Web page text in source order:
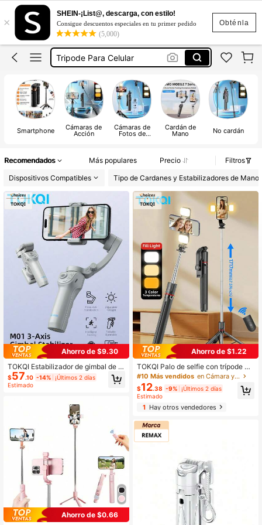
Obténla
×
SHEIN-¡List@, descarga, con estilo!
Consigue descuentos especiales en tu primer pedido
(5,000)
Palo Selfis Para Celular
Estabilizador De Celular
Tripode Para Celular
Trípode
Palo Selfis Para Celular
Estabilizador De Celular
Smartphone Cámaras de
Acción
Cámaras de
Fotos de
Cardán de
Mano No cardán
Recomendados Más populares Precio
Filtros
Dispositivos Compatibles
Tipo de Cardanes y Estabilizadores de Mano
Ahorro de $9.30
TOKQI Estabilizador de gimbal de m
ano de 3 ejes para teléfonos intelig
entes, soporte multifuncional de tel
éfono plegable, palo de selfie, trípo
de para filmación anti-sacudidas, vl
ogging, grabación de video
$57.10 -14% ¡Últimos 2 días
Estimado
Ahorro de $0.66
Ahorro de $1.22
TOKQI Palo de selfie con trípode ex
tendido de 171,7 cm con soporte de
teléfono desmontable y giratorio, co
ntrol remoto inalámbrico, portátil y li
gero, compatible con smartphones
Android/iOS y cámaras de acción
#10 Más vendidos en Cámara y fotografía
$12.38 -9% ¡Últimos 2 días
Estimado
1Hay otros vendedores